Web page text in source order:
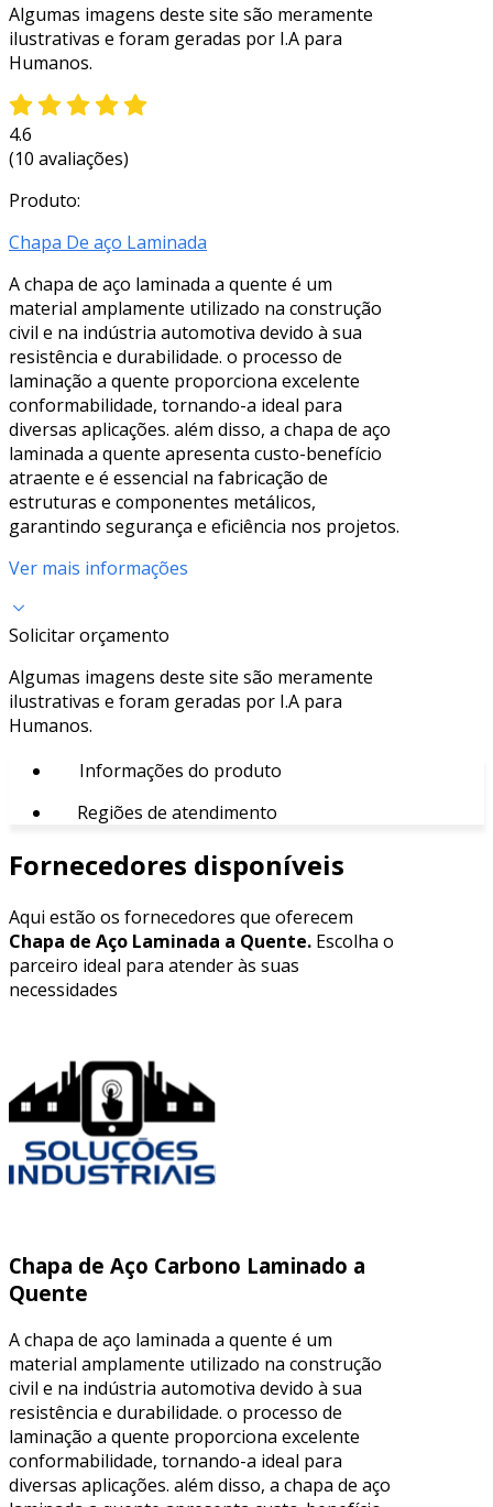
Algumas imagens deste site são meramente
ilustrativas e foram geradas por I.A para
Humanos.
4.6
(10 avaliações)
Produto:
Chapa De aço Laminada
A chapa de aço laminada a quente é um
material amplamente utilizado na construção
civil e na indústria automotiva devido à sua
resistência e durabilidade. o processo de
laminação a quente proporciona excelente
conformabilidade, tornando-a ideal para
diversas aplicações. além disso, a chapa de aço
laminada a quente apresenta custo-benefício
atraente e é essencial na fabricação de
estruturas e componentes metálicos,
garantindo segurança e eficiência nos projetos.
Ver mais informações
Solicitar orçamento
Algumas imagens deste site são meramente
ilustrativas e foram geradas por I.A para
Humanos.
Informações do produto
Regiões de atendimento
Fornecedores disponíveis
Aqui estão os fornecedores que oferecem
Chapa de Aço Laminada a Quente. Escolha o
parceiro ideal para atender às suas
necessidades
Chapa de Aço Carbono Laminado a
Quente
A chapa de aço laminada a quente é um
material amplamente utilizado na construção
civil e na indústria automotiva devido à sua
resistência e durabilidade. o processo de
laminação a quente proporciona excelente
conformabilidade, tornando-a ideal para
diversas aplicações. além disso, a chapa de aço